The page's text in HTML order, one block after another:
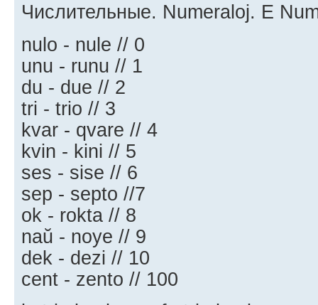
Числительные. Numeraloj. E
nulo - nule // 0
unu - runu // 1
du - due // 2
tri - trio // 3
kvar - qvare // 4
kvin - kini // 5
ses - sise // 6
sep - septo //7
ok - rokta // 8
naŭ - noye // 9
dek - dezi // 10
cent - zento // 100